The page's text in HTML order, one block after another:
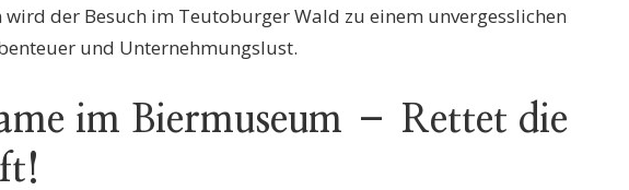
der Besuch im Teutoburger Wald zu einem unvergesslichen
und Unternehmungslust.
im Biermuseum – Rettet die